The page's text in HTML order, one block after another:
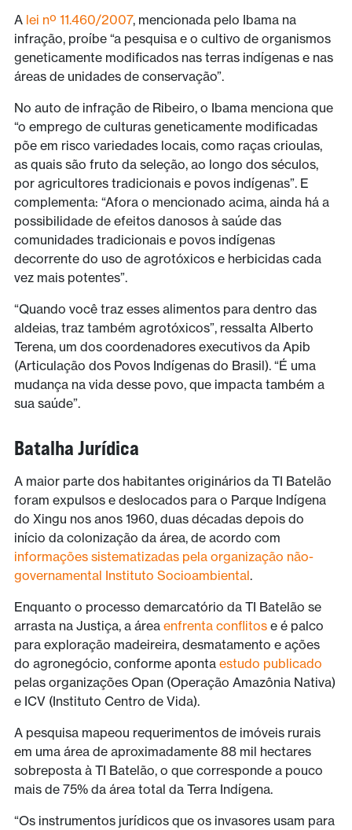
A lei nº 11.460/2007, mencionada pelo Ibama na
infração, proíbe “a pesquisa e o cultivo de organismos
geneticamente modificados nas terras indígenas e nas
áreas de unidades de conservação”.
No auto de infração de Ribeiro, o Ibama menciona que
“o emprego de culturas geneticamente modificadas
põe em risco variedades locais, como raças crioulas,
as quais são fruto da seleção, ao longo dos séculos,
por agricultores tradicionais e povos indígenas”. E
complementa: “Afora o mencionado acima, ainda há a
possibilidade de efeitos danosos à saúde das
comunidades tradicionais e povos indígenas
decorrente do uso de agrotóxicos e herbicidas cada
vez mais potentes”.
“Quando você traz esses alimentos para dentro das
aldeias, traz também agrotóxicos”, ressalta Alberto
Terena, um dos coordenadores executivos da Apib
(Articulação dos Povos Indígenas do Brasil). “É uma
mudança na vida desse povo, que impacta também a
sua saúde”.
Batalha Jurídica
A maior parte dos habitantes originários da TI Batelão
foram expulsos e deslocados para o Parque Indígena
do Xingu nos anos 1960, duas décadas depois do
início da colonização da área, de acordo com
informações sistematizadas pela organização não-
governamental Instituto Socioambiental.
Enquanto o processo demarcatório da TI Batelão se
arrasta na Justiça, a área enfrenta conflitose é palco
para exploração madeireira, desmatamento e ações
do agronegócio, conforme aponta estudo publicado
pelas organizações Opan (Operação Amazônia Nativa)
e ICV (Instituto Centro de Vida).
A pesquisa mapeou requerimentos de imóveis rurais
em uma área de aproximadamente 88 mil hectares
sobreposta à TI Batelão, o que corresponde a pouco
mais de 75% da área total da Terra Indígena.
“Os instrumentos jurídicos que os invasores usam para